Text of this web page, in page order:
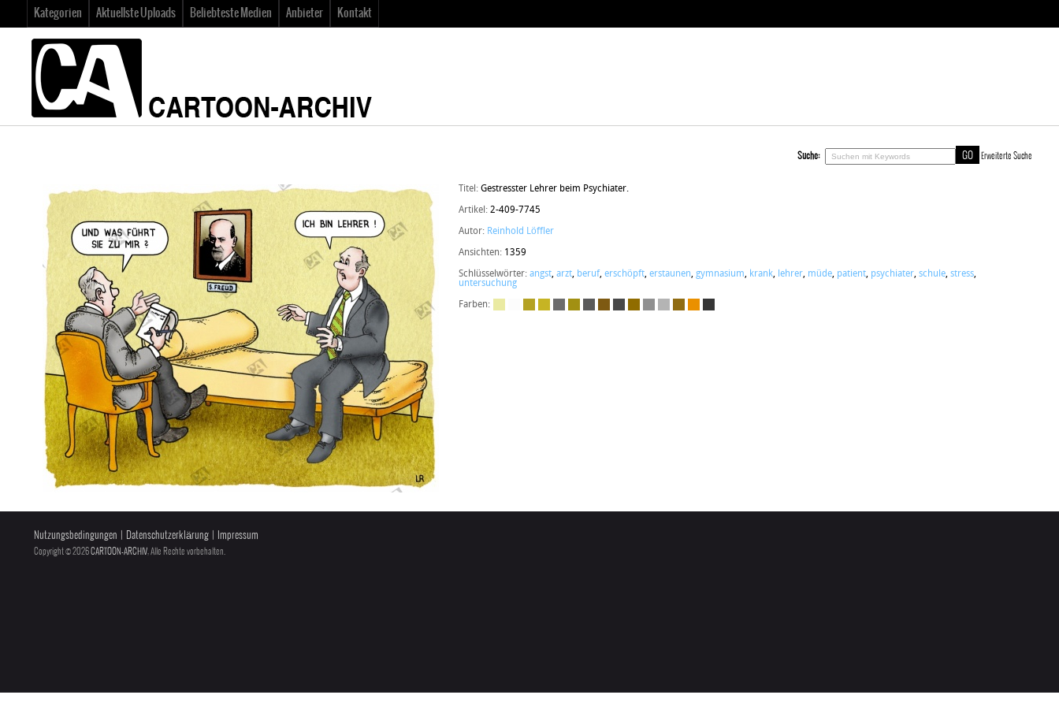
Kategorien Aktuellste Uploads Beliebteste Medien Anbieter Kontakt
Suche: Erweiterte Suche
Titel: Gestresster Lehrer beim Psychiater.
Artikel: 2-409-7745
Autor: Reinhold Löffler
Ansichten: 1359
Schlüsselwörter: angst, arzt, beruf, erschöpft, erstaunen, gymnasium, krank, lehrer, müde, patient, psychiater, schule, stress,
untersuchung
Farben:
Nutzungsbedingungen Datenschutzerklärung Impressum
Copyright © 2026CARTOON-ARCHIV, Alle Rechte vorbehalten.